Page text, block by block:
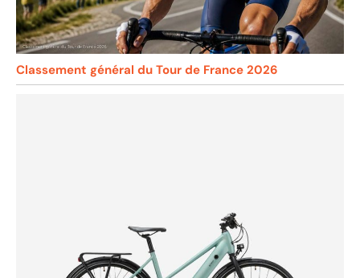
Classement général du Tour de France 2026